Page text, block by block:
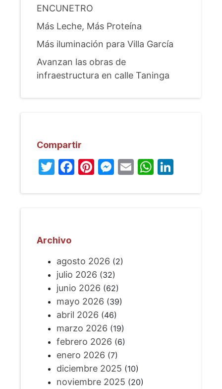
ENCUNETRO
Más Leche, Más Proteína
Más iluminación para Villa García
Avanzan las obras de
infraestructura en calle Taninga
Compartir
Twitter
Facebook
Pinterest
Messenger
Email
Archivo
agosto 2026 (2)
julio 2026 (32)
junio 2026 (62)
mayo 2026 (39)
abril 2026 (46)
marzo 2026 (19)
febrero 2026 (6)
enero 2026 (7)
diciembre 2025 (10)
noviembre 2025 (20)